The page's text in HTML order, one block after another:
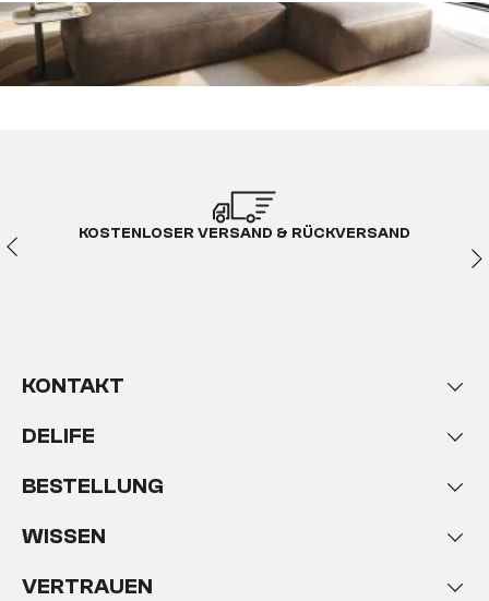
KOSTENLOSER VERSAND & RÜCKVERSAND
KONTAKT
DELIFE
BESTELLUNG
WISSEN
VERTRAUEN